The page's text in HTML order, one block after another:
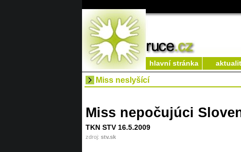
hlavní stránka
Miss neslyšící
Miss nepočujúci
TKN STV 16.5.2009
zdroj: stv.sk